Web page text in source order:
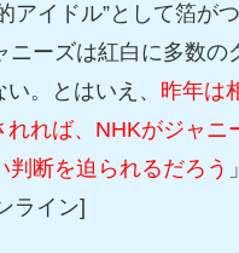
アイドル”として箔が
ニーズは紅白に多数
。とはいえ、 昨年は
れば、NHKがジャ
判断を迫られるだろう
ライン]